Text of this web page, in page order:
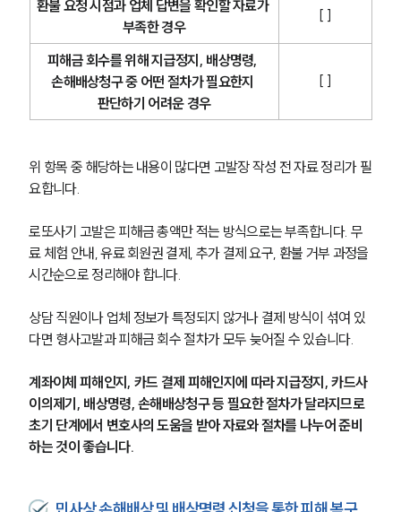
환불 요청 시점과 업체 답변을 확인할 자료가
부족한 경우
[ ]
피해금 회수를 위해 지급정지, 배상명령,
손해배상청구 중 어떤 절차가 필요한지
판단하기 어려운 경우
[ ]
위 항목 중 해당하는 내용이 많다면 고발장 작성 전 자료 정리가 필
요합니다.
로또사기 고발은 피해금 총액만 적는 방식으로는 부족합니다. 무
료 체험 안내, 유료 회원권 결제, 추가 결제 요구, 환불 거부 과정을
시간순으로 정리해야 합니다.
상담 직원이나 업체 정보가 특정되지 않거나 결제 방식이 섞여 있
다면 형사고발과 피해금 회수 절차가 모두 늦어질 수 있습니다.
계좌이체 피해인지, 카드 결제 피해인지에 따라 지급정지, 카드사
이의제기, 배상명령, 손해배상청구 등 필요한 절차가 달라지므로
초기 단계에서 변호사의 도움을 받아 자료와 절차를 나누어 준비
하는 것이 좋습니다.